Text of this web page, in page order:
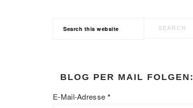
BLOG PER MAIL FOLGEN:
E-Mail-Adresse *